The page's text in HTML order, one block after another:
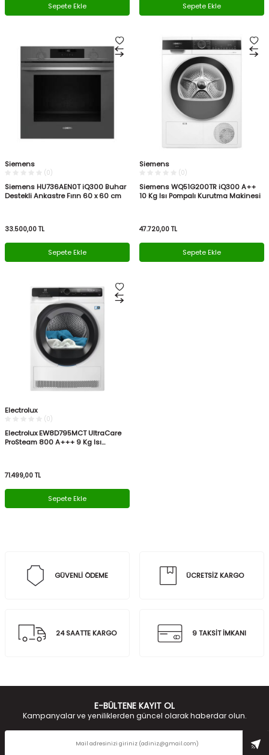
Sepete Ekle Sepete Ekle
Siemens
(0)
Siemens HU736AEN0T iQ300 Buhar
Destekli Ankastre Fırın 60 x 60 cm
33.500,00 TL
Sepete Ekle
Siemens
(0)
Siemens WQ51G200TR iQ300 A++
10 Kg Isı Pompalı Kurutma Makinesi
47.720,00 TL
Sepete Ekle
Electrolux
(0)
Electrolux EW8D795MCT UltraCare
ProSteam 800 A+++ 9 Kg Isı
71.499,00 TL
Sepete Ekle
GÜVENLİ ÖDEME ÜCRETSİZ KARGO
24 SAATTE KARGO 9 TAKSİT İMKANI
E-BÜLTENE KAYIT OL
Kampanyalar ve yeniliklerden güncel olarak haberdar olun.